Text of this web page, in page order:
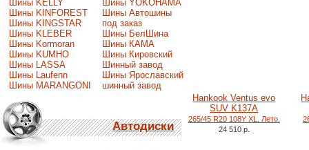
Шины KELLY
Шины KINFOREST
Шины KINGSTAR
Шины KLEBER
Шины Kormoran
Шины KUMHO
Шины LASSA
Шины Laufenn
Шины MARANGONI
Шины YOKOHAMA
Шины Автошины
под заказ
Шины БелШина
Шины КАМА
Шины Кировский
Шинный завод
Шины Ярославский
шинный завод
Автодиски
Hankook Ventus evo
SUV K137A
265/45 R20 108Y XL. Лето.
24 510 р.